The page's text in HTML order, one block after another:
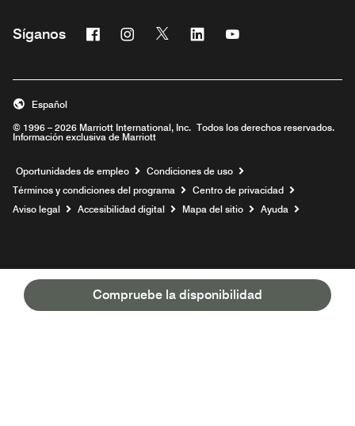
Compruebe la disponibilidad
Síganos Facebook
Abre una ventana nueva
Instagram
Abre una ventana nueva
Twitter
Abre una ventana nueva
Linkedin
Abre una ventana nueva
Abre una ventana
© 1996 – 2026 Marriott International, Inc. Todos los derechos reservados.
Información exclusiva de Marriott
Español
Oportunidades de empleo Abre una ventana nueva
Condiciones de uso
Términos y condiciones del programa
Centro de privacidad
Aviso legal
Accesibilidad digital Mapa del sitio Ayuda